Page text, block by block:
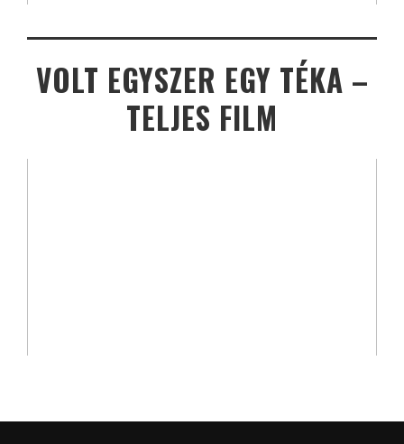
VOLT EGYSZER EGY TÉKA –
TELJES FILM